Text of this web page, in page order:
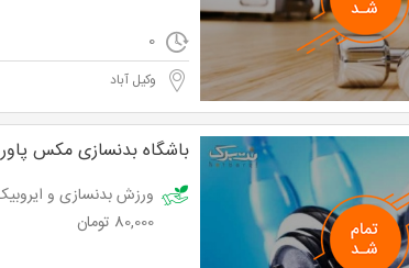
0
وکیل آباد
باشگاه بدنسازی مکس پاور
80,000 تومان